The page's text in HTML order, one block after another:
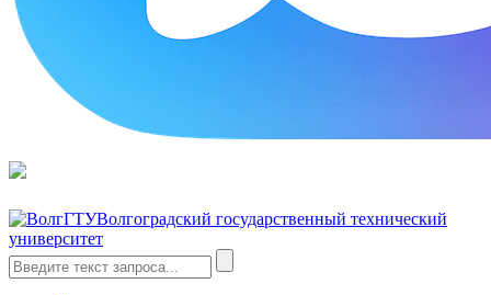
Волгоградский государственный технический
университет